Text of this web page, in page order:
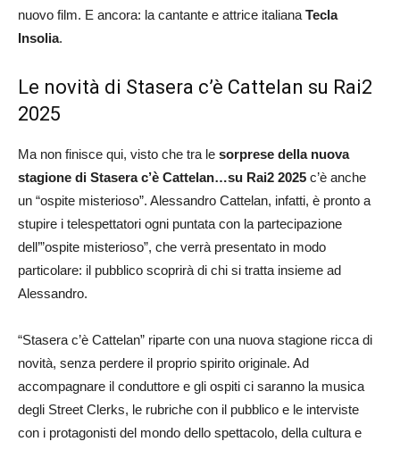
nuovo film. E ancora: la cantante e attrice italiana Tecla
Insolia.
Le novità di Stasera c’è Cattelan su Rai2
2025
Ma non finisce qui, visto che tra le sorprese della nuova
stagione di Stasera c’è Cattelan…su Rai2 2025 c’è anche
un “ospite misterioso”. Alessandro Cattelan, infatti, è pronto a
stupire i telespettatori ogni puntata con la partecipazione
dell’”ospite misterioso”, che verrà presentato in modo
particolare: il pubblico scoprirà di chi si tratta insieme ad
Alessandro.
“Stasera c’è Cattelan” riparte con una nuova stagione ricca di
novità, senza perdere il proprio spirito originale. Ad
accompagnare il conduttore e gli ospiti ci saranno la musica
degli Street Clerks, le rubriche con il pubblico e le interviste
con i protagonisti del mondo dello spettacolo, della cultura e